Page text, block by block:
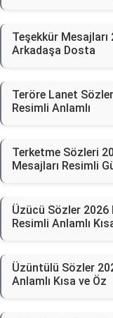
Teşekkür
Arkadaşa Dosta
Teröre Lanet
Resimli Anlamlı
Terketme Sözleri
Mesajları Resimli
Üzücü Sözler 2026
Resimli Anlamlı
Üzüntülü Sözler
Anlamlı Kısa ve Öz